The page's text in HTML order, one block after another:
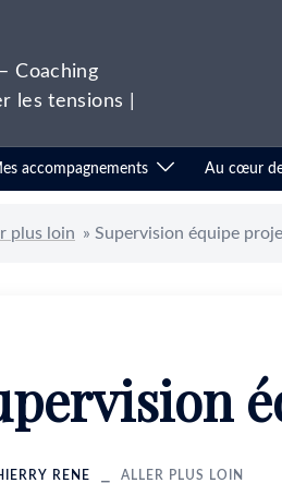
Coaching
les tensions |
accompagnements Au cœur
plus loin » Supervision équipe
RENE ALLER PLUS LOIN